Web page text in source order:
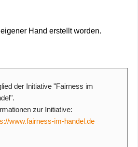
Hand erstellt worden.
der Initiative "Fairness im
zur Initiative:
www.fairness-im-handel.de